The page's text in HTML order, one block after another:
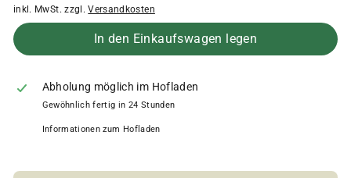
inkl. MwSt. zzgl.Versandkosten
In den Einkaufswagen legen
Abholung möglich im Hofladen
Gewöhnlich fertig in 24 Stunden
Informationen zum Hofladen